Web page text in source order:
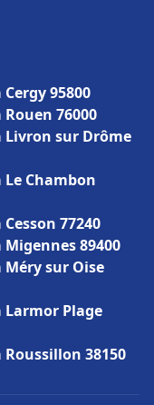
95800
76000
sur Drôme
Chambon
77240
89400
sur Oise
Plage
38150